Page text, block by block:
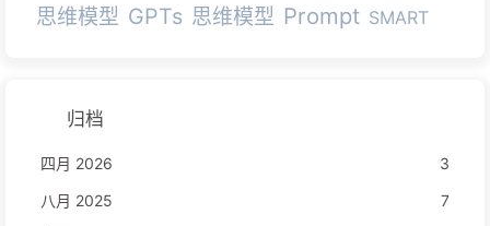
思维模型 GPTs 思维模型 Prompt SMART
归档
四月 2026
3
八月 2025
7